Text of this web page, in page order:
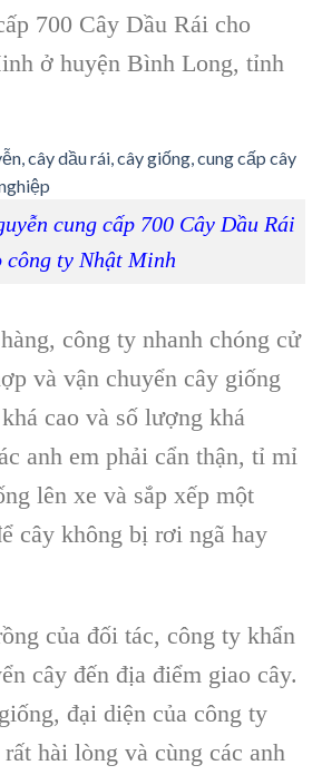
700 Cây Dầu Rái cho
ở huyện Bình Long, tỉnh
cung cấp 700 Cây Dầu Rái
công ty Nhật Minh
công ty nhanh chóng cử
và vận chuyển cây giống
cao và số lượng khá
anh em phải cẩn thận, tỉ mỉ
lên xe và sắp xếp một
cây không bị rơi ngã hay
của đối tác, công ty khẩn
cây đến địa điểm giao cây.
đại diện của công ty
hài lòng và cùng các anh